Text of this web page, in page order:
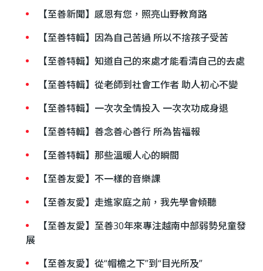
【至善新聞】感恩有您，照亮山野教育路
【至善特輯】因為自己苦過 所以不捨孩子受苦
【至善特輯】知道自己的來處才能看清自己的去處
【至善特輯】從老師到社會工作者 助人初心不變
【至善特輯】一次次全情投入 一次次功成身退
【至善特輯】善念善心善行 所為皆福報
【至善特輯】那些溫暖人心的瞬間
【至善友愛】不一樣的音樂課
【至善友愛】走進家庭之前，我先學會傾聽
【至善友愛】至善30年來專注越南中部弱勢兒童發
展
【至善友愛】從“帽檐之下”到“目光所及”